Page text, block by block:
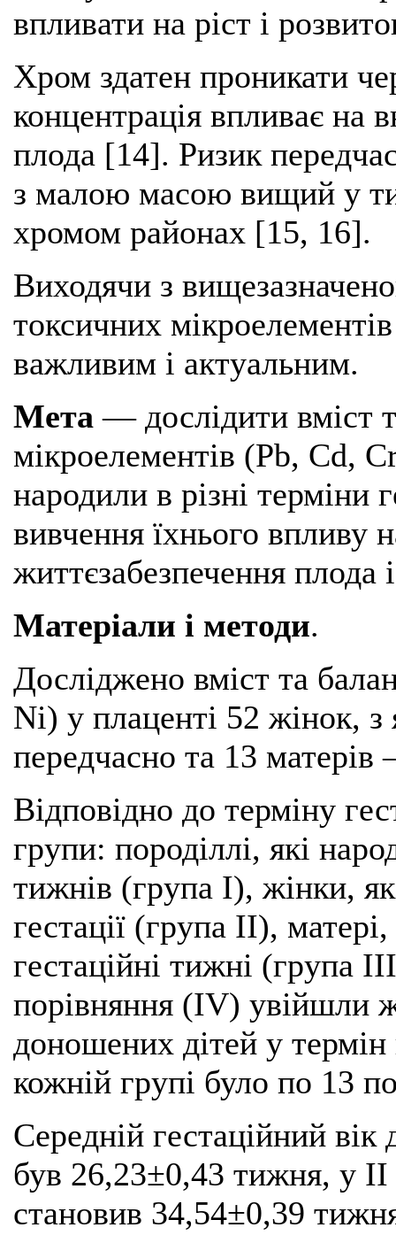
впливати на ріст і
Хром здатен проникати
концентрація впливає на
плода [14]. Ризик
з малою масою вищий у
хромом районах [15, 16].
Виходячи з
токсичних
важливим і актуальним.
Мета — дослідити вміст
мікроелементів (Pb, Cd,
народили в різні терміни
вивчення їхнього впливу
життєзабезпечення плода
Матеріали і методи.
Досліджено вміст та
Ni) у плаценті 52 жінок,
передчасно та 13
Відповідно до терміну
групи: породіллі, які
тижнів (група I), жінки,
гестації (група II),
гестаційні тижні (група
порівняння (IV) увійшли
доношених дітей у
кожній групі було по 13
Середній гестаційний
був 26,23±0,43 тижня, у
становив 34,54±0,39